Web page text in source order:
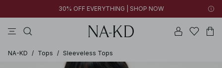
30% OFF EVERYTHING | SHOP NOW
NA-KD / Tops / Sleeveless Tops